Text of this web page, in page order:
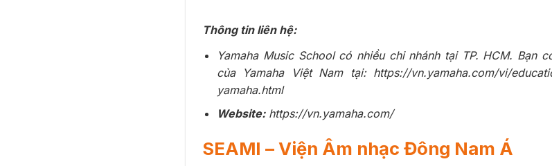
Thông tin liên hệ:
Yamaha Music School có nhiều chi nhánh tại TP. HCM. Bạn
của Yamaha Việt Nam tại: https://vn.yamaha.com/vi/
yamaha.html
Website:https://vn.yamaha.com/
SEAMI – Viện Âm nhạc Đông Nam Á